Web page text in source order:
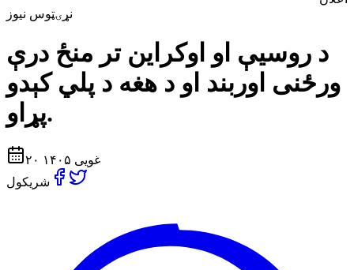
نړۍټوس نیوز
د روسیې او اوکراین تر منځ درې
ورځنی اوربند او د هغه د پلي کېدو
پړاو.
۲۰ غویی ۱۴۰۵
شریکول